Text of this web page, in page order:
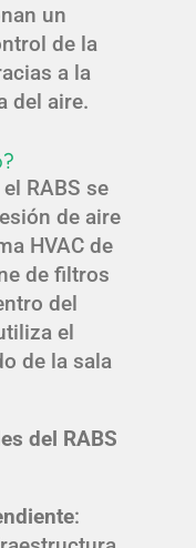
un
de la
a la
del aire.
RABS se
de aire
HVAC de
de filtros
del
el
de la sala
del RABS
: